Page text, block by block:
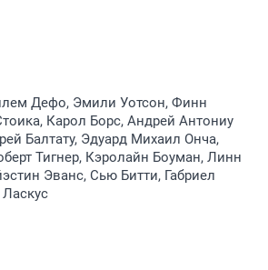
Дефо, Эмили Уотсон, Финн
Карол Борс, Андрей Антониу
Балтату, Эдуард Михаил Онча,
Тигнер, Кэролайн Боуман, Линн
Эванс, Сью Битти, Габриел